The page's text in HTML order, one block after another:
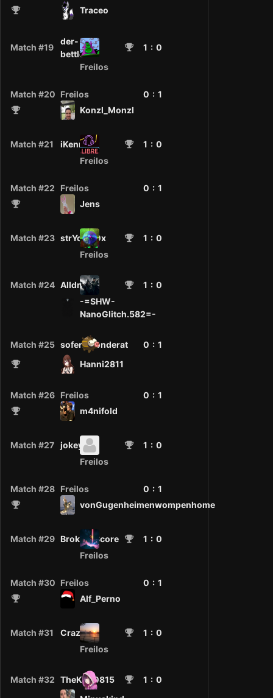
Traceo
Match #19
der-
bettler
1 : 0
Freilos
Match #20 Freilos 0 : 1
Konzl_Monzl
Match #21 iKennen 1 : 0
Freilos
Match #22 Freilos 0 : 1
Jens
Match #23 strYchni0x 1 : 0
Freilos
Match #24 Alldris 1 : 0
-=SHW-
NanoGlitch.582=-
Match #25 soferzulonderat 0 : 1
Hanni2811
Match #26 Freilos 0 : 1
m4nifold
Match #27 jokey 1 : 0
Freilos
Match #28 Freilos 0 : 1
vonGugenheimenwompenhome
Match #29 Broken_Score 1 : 0
Freilos
Match #30 Freilos 0 : 1
Alf_Perno
Match #31 Crazy. 1 : 0
Freilos
Match #32 TheKira0815 1 : 0